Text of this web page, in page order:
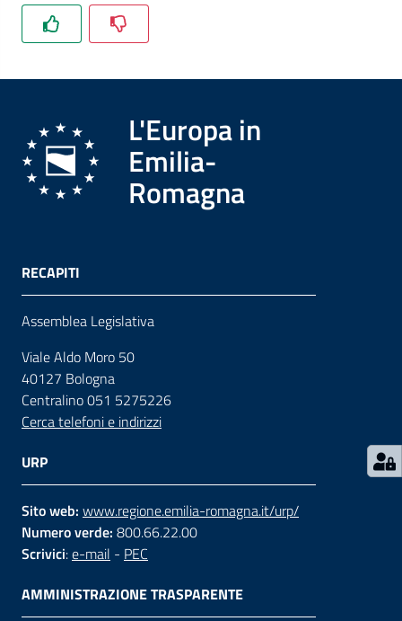
Formazione
Notizie
eventi
Partecipazione
Approfondimenti
Contatti
Seguici
su
L'Europa in
Emilia-
Romagna
RECAPITI
Assemblea Legislativa
Viale Aldo Moro 50
40127 Bologna
Centralino 051 5275226
Cerca telefoni e indirizzi
URP
Sito web: www.regione.emilia-romagna.it/urp/
Numero verde: 800.66.22.00
Scrivici:e-mail - PEC
AMMINISTRAZIONE TRASPARENTE